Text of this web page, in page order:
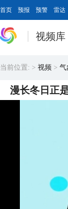
首页 预报 预警 雷达
视频库
当前位置: > 视频 > 气
漫长冬日正